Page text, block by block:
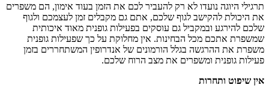
תרגילי היוגה נועדו לא רק להעביר לכם את הזמן בעוד אימון, הם משפרים
את היכולת להקישב לגוף שלכם, אתם גם מקבלים זמן לעצמכם ולגוף
שלכם להירגע ובמקביל גם עוסקים בפעילות גופנית מאוד איכותית
שמשפרת אתכם מכל הבחינות. אין מחלוקת על כך שפעילות גופנית
משפרת את ההרגשה בגלל הורמונים של אנדרופין המשתחררים בזמן
פעילות גופנית ומשפרים את מצב הרוח שלכם.
אין שיפוט ותחרות